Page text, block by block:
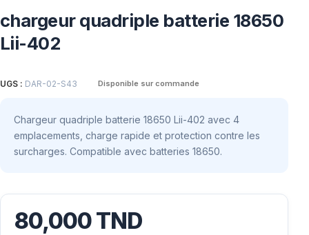
chargeur quadriple batterie 18650
Lii-402
UGS : DAR-02-S43 Disponible sur commande
Chargeur quadriple batterie 18650 Lii-402 avec 4
emplacements, charge rapide et protection contre les
surcharges. Compatible avec batteries 18650.
80,000TND